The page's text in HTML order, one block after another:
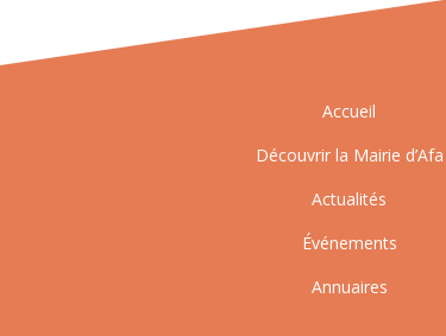
Accueil
Découvrir la Mairie d’Afa
Actualités
Événements
Annuaires